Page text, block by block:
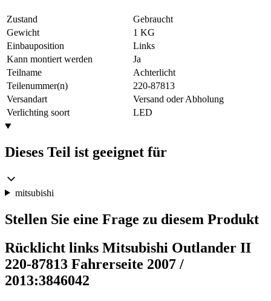
Zustand
Gebraucht
Gewicht
1 KG
Einbauposition
Links
Kann montiert werden
Ja
Teilname
Achterlicht
Teilenummer(n)
220-87813
Versandart
Versand oder Abholung
Verlichting soort
LED
Dieses Teil ist geeignet für
mitsubishi
Stellen Sie eine Frage zu diesem Produkt
Rücklicht links Mitsubishi Outlander II
220-87813 Fahrerseite 2007 /
2013:3846042